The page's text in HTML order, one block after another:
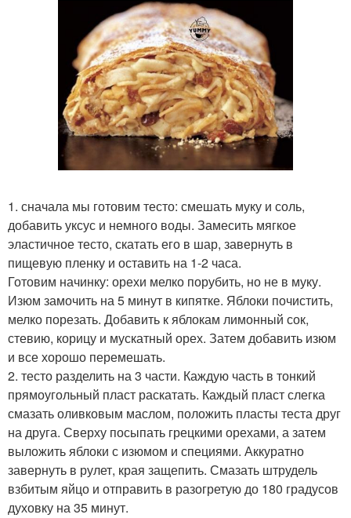
1. сначала мы готовим тесто: смешать муку и соль,
добавить уксус и немного воды. Замесить мягкое
эластичное тесто, скатать его в шар, завернуть в
пищевую пленку и оставить на 1-2 часа.
Готовим начинку: орехи мелко порубить, но не в муку.
Изюм замочить на 5 минут в кипятке. Яблоки почистить,
мелко порезать. Добавить к яблокам лимонный сок,
стевию, корицу и мускатный орех. Затем добавить изюм
и все хорошо перемешать.
2. тесто разделить на 3 части. Каждую часть в тонкий
прямоугольный пласт раскатать. Каждый пласт слегка
смазать оливковым маслом, положить пласты теста друг
на друга. Сверху посыпать грецкими орехами, а затем
выложить яблоки с изюмом и специями. Аккуратно
завернуть в рулет, края защепить. Смазать штрудель
взбитым яйцо и отправить в разогретую до 180 градусов
духовку на 35 минут.